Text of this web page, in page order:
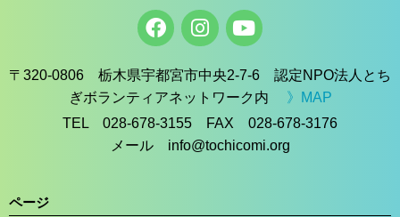
〒320-0806 栃木県宇都宮市中央2-7-6 認定NPO法人とち
ぎボランティアネットワーク内 》MAP
TEL 028-678-3155 FAX 028-678-3176
メール info@tochicomi.org
ページ